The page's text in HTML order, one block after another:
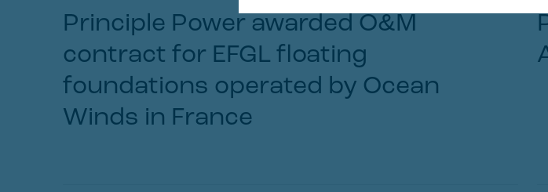
Principle Power awarded O&M
contract for EFGL floating
foundations operated by Ocean
Winds in France